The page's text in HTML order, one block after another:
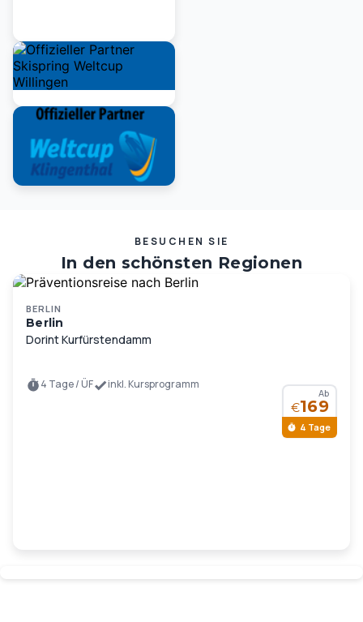
BESUCHEN SIE
In den schönsten Regionen
Deutschlands und Europas …
Ab
€169
4 Tage
BERLIN
Berlin
Dorint Kurfürstendamm
4 Tage / ÜF inkl. Kursprogramm